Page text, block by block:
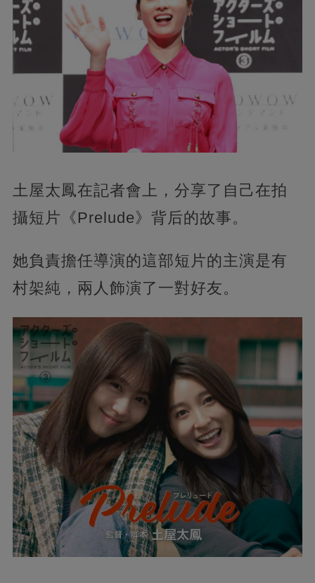
土屋太鳳在記者會上，分享了自己在拍
攝短片《Prelude》背后的故事。
她負責擔任導演的這部短片的主演是有
村架純，兩人飾演了一對好友。